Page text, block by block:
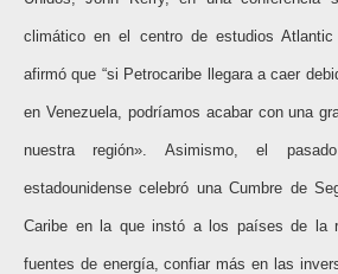
climático en el centro de estudios Atlantic
afirmó que “si Petrocaribe llegara a caer
en Venezuela, podríamos acabar con una
nuestra región». Asimismo, el
estadounidense celebró una Cumbre de
Caribe en la que instó a los países de la
fuentes de energía, confiar más en las